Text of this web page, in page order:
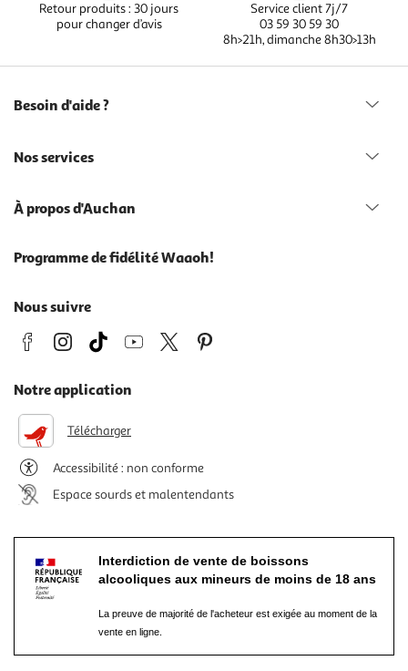
Retour produits : 30 jours
pour changer d’avis
Service client 7j/7
03 59 30 59 30
8h>21h, dimanche 8h30>13h
Besoin d'aide ?
Nos services
À propos d'Auchan
Programme de fidélité Waaoh!
Nous suivre
Notre application
Télécharger
Accessibilité : non conforme
Espace sourds et malentendants
Interdiction de vente de boissons
alcooliques aux mineurs de moins de 18 ans
La preuve de majorité de l'acheteur est exigée au moment de la
vente en ligne.